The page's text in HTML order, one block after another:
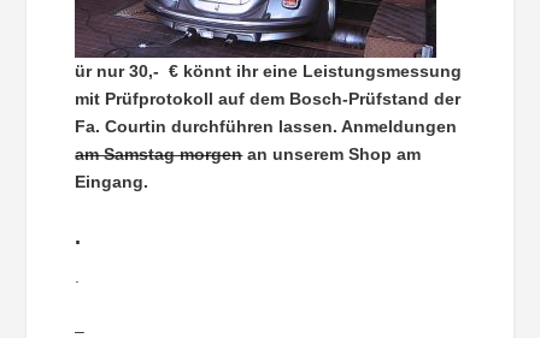
ür nur 30,- € könnt ihr eine Leistungsmessung
mit Prüfprotokoll auf dem Bosch-Prüfstand der
Fa. Courtin durchführen lassen. Anmeldungen
am Samstag morgenan unserem Shop am
Eingang.
.
–